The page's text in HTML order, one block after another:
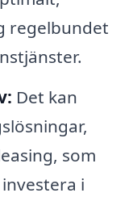
regelbundet
Det kan
som
i